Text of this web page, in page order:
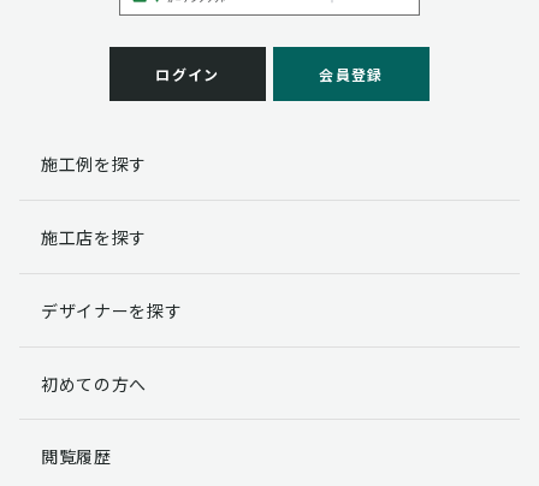
るために業務の一部を外部に委託しており、業務委託先
客様には、貴殿の個人情報の利用目的の通知、開示、訂
理・機密保持などによりお客様の個人情報の漏洩防止に
個人情報提出の任意性
す。
らかじめご了承ください。
個人情報の開示請求について
ログイン 会員登録
施工例を探す
施工店を探す
デザイナーを探す
初めての方へ
閲覧履歴